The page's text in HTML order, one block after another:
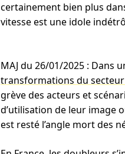
certainement bien plus
vitesse est une idole
MAJ du 26/01/2025 : Dans
transformations du
grève des acteurs et
d’utilisation de leur image
est resté l’angle mort des